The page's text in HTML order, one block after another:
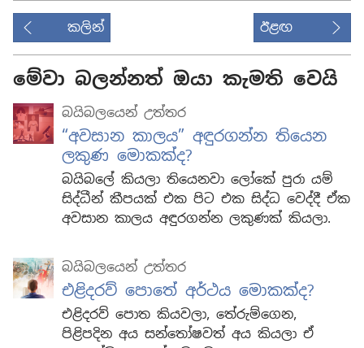
කලින් ඊළඟ
මේවා බලන්නත් ඔයා කැමති වෙයි
බයිබලයෙන් උත්තර
“අවසාන කාලය” අඳුරගන්න තියෙන
ලකුණ මොකක්ද?
බයිබලේ කියලා තියෙනවා ලෝකේ පුරා යම්
සිද්ධීන් කීපයක් එක පිට එක සිද්ධ වෙද්දී ඒක
අවසාන කාලය අඳුරගන්න ලකුණක් කියලා.
බයිබලයෙන් උත්තර
එළිදරව් පොතේ අර්ථය මොකක්ද?
එළිදරව් පොත කියවලා, තේරුම්ගෙන,
පිළිපදින අය සන්තෝෂවත් අය කියලා ඒ